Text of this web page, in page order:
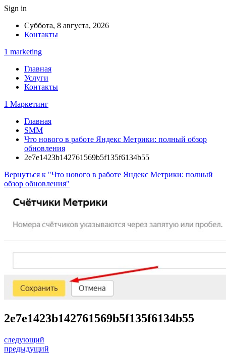
Sign in
Суббота, 8 августа, 2026
Контакты
1 marketing
Главная
Услуги
Контакты
1 Маркетинг
Главная
SMM
Что нового в работе Яндекс Метрики: полный обзор
обновления
2e7e1423b142761569b5f135f6134b55
Вернуться к "Что нового в работе Яндекс Метрики: полный
обзор обновления"
2e7e1423b142761569b5f135f6134b55
следующий
предыдущий